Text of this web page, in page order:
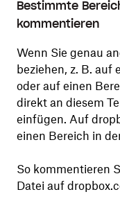
Bestimmte
kommentieren
Wenn Sie genau
beziehen, z. B. auf
oder auf einen
direkt an diesem
einfügen. Auf
einen Bereich in
So kommentieren
Datei auf